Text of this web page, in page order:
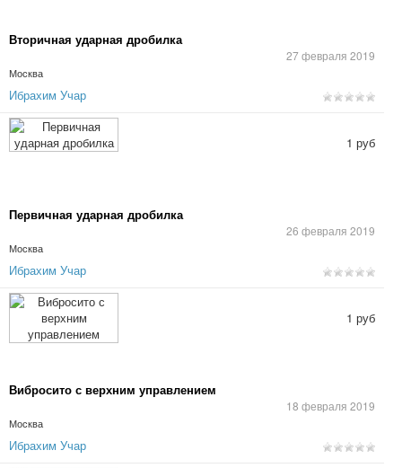
Вторичная ударная дробилка
27 февраля 2019
Москва
Ибрахим Учар
Первичная ударная дробилка
26 февраля 2019
Москва
1 руб
Ибрахим Учар
Вибросито с верхним управлением
18 февраля 2019
Москва
1 руб
Ибрахим Учар